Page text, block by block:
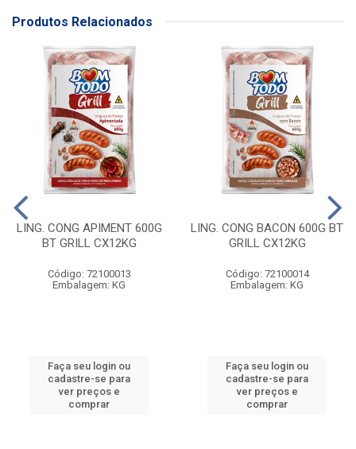
Produtos Relacionados
LING. CONG APIMENT 600G
BT GRILL CX12KG
Código: 72100013
Embalagem: KG
Faça seu login ou
cadastre-se para
ver preços e
comprar
LING. CONG BACON 600G BT
GRILL CX12KG
Código: 72100014
Embalagem: KG
Faça seu login ou
cadastre-se para
ver preços e
comprar